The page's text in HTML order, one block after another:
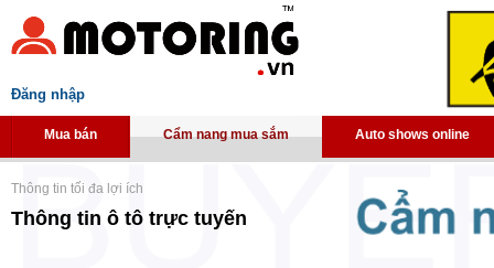
Đăng nhập
Mua bán Cẩm nang mua sắm Auto shows online
Thông tin tối đa lợi ích
Thông tin ô tô trực tuyến